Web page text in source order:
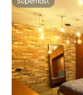
Superhost